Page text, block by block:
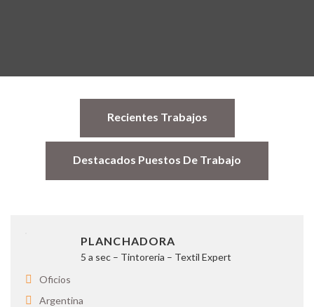
Recientes Trabajos
Destacados Puestos De Trabajo
PLANCHADORA
5 a sec – Tintoreria – Textil Expert
Oficios
Argentina